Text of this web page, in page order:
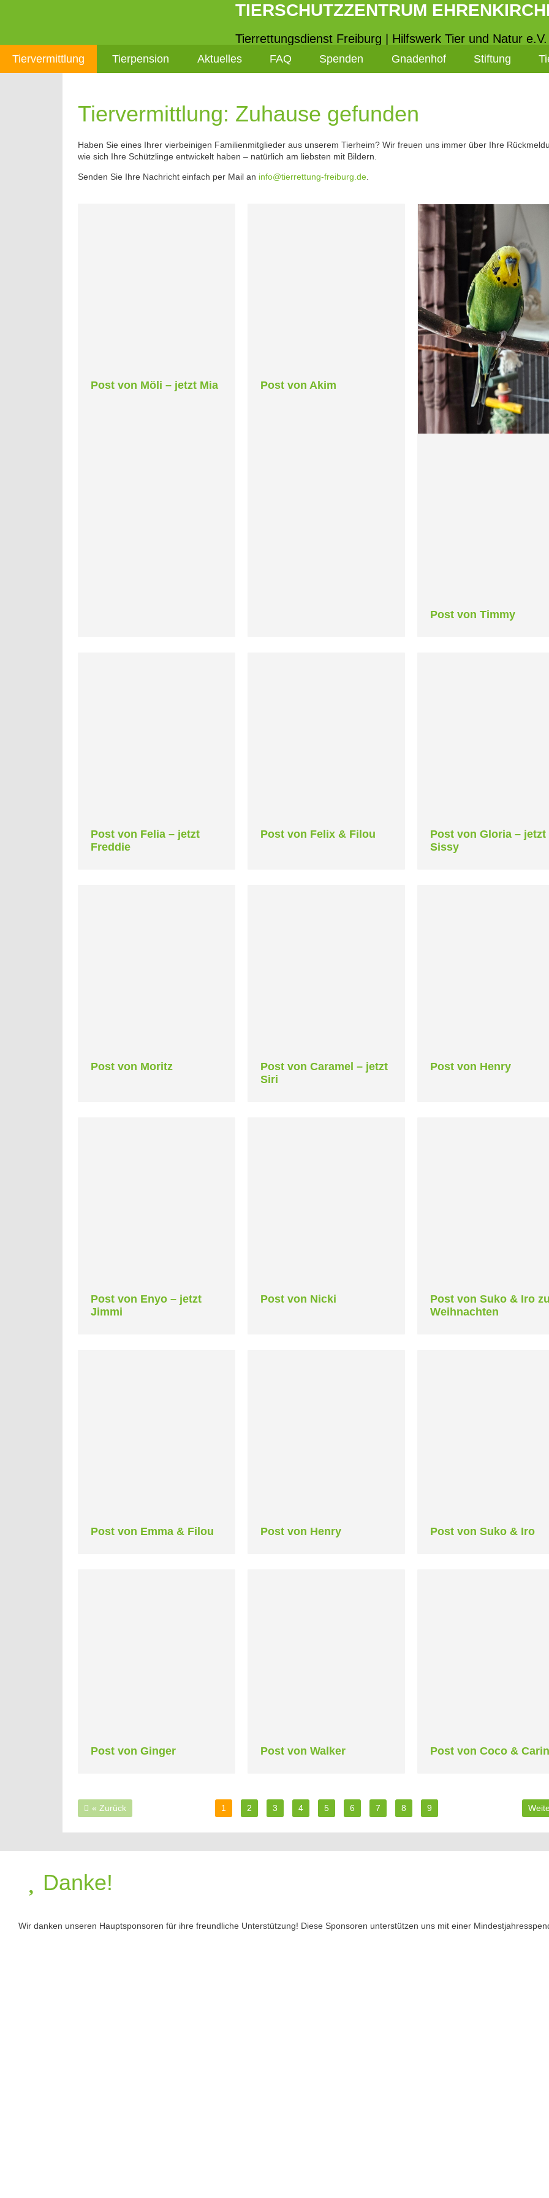
TIERSCHUTZZENTRUM
Tierrettungsdienst Freiburg | Hilfswerk Tier und Natur e.V.
Tiervermittlung Tierpension Aktuelles FAQ Spenden Gnadenhof Stiftung
Tiervermittlung: Zuhause gefunden
Haben Sie eines Ihrer vierbeinigen Familienmitglieder aus unserem Tierheim? Wir freuen uns immer über Ihre
wie sich Ihre Schützlinge entwickelt haben – natürlich am liebsten mit Bildern.
Senden Sie Ihre Nachricht einfach per Mail an info@tierrettung-freiburg.de
Post von Möli – jetzt Mia Post von Akim
Post von Timmy
Post von Felia – jetzt
Freddie
Post von Felix & Filou
Post von Gloria – jetzt
Sissy
Post von Moritz
Post von Caramel – jetzt
Siri
Post von Henry
Post von Enyo – jetzt
Jimmi
Post von Nicki
Post von Suko & Iro
Weihnachten
Post von Emma & Filou Post von Henry Post von Suko & Iro
Post von Ginger Post von Walker Post von Coco &
« Zurück 1 2 3 4 5 6 7 8 9
Danke!
Wir danken unseren Hauptsponsoren für ihre freundliche Unterstützung! Diese Sponsoren unterstützen uns mit einer